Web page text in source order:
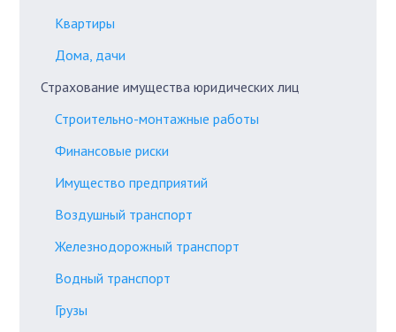
Квартиры
Дома, дачи
Страхование имущества юридических лиц
Строительно-монтажные работы
Финансовые риски
Имущество предприятий
Воздушный транспорт
Железнодорожный транспорт
Водный транспорт
Грузы